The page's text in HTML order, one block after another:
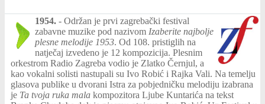
1954. - Održan je prvi zagrebački festival
zabavne muzike pod nazivom Izaberite najbolje
plesne melodije 1953. Od 108. pristiglih na
natječaj izvedeno je 12 kompozicija. Plesnim
orkestrom Radio Zagreba vodio je Zlatko Černjul, a
kao vokalni solisti nastupali su Ivo Robić i Rajka Vali. Na temelju
glasova publike u dvorani Istra za pobjedničku melodiju izabrana
je Ta tvoja ruka mala kompozitora Ljube Kuntarića na tekst